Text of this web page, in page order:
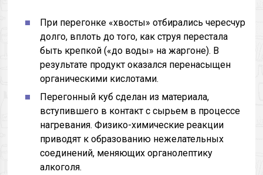
При перегонке «хвосты» отбирались чересчур
долго, вплоть до того, как струя перестала
быть крепкой («до воды» на жаргоне). В
результате продукт оказался перенасыщен
органическими кислотами.
Перегонный куб сделан из материала,
вступившего в контакт с сырьем в процессе
нагревания. Физико-химические реакции
приводят к образованию нежелательных
соединений, меняющих органолептику
алкоголя.